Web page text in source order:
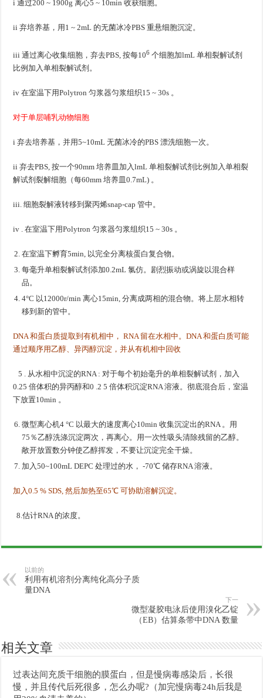
i 通过200 ~ 1900g 离心5 ~ 10min 收获细胞。
ii 弃培养基，用1 ~ 2mL 的无菌冰冷PBS 重悬细胞沉淀。
iii 通过离心收集细胞，弃去PBS, 按每106 个细胞加lmL 单相裂解试剂
比例加入单相裂解试剂。
iv 在室温下用Polytron 匀浆器匀浆组织15 ~ 30s 。
对于单层哺乳动物细胞
i 弃去培养基，并用5~10mL 无菌冰冷的PBS 漂洗细胞一次。
ii 弃去PBS, 按一个90mm 培养皿加入lmL 单相裂解试剂比例加入单相裂
解试剂裂解细胞（每60mm 培养皿0.7mL) 。
iii. 细胞裂解液转移到聚丙烯snap-cap 管中。
iv . 在室温下用Polytron 匀浆器匀浆组织15 ~ 30s 。
在室温下孵育5min, 以完全分离核蛋白复合物。
每毫升单相裂解试剂添加0.2mL 氯仿。剧烈振动或涡旋以混合样
品。
4°C 以12000r/min 离心15min, 分离成两相的混合物。将上层水相转
移到新的管中。
DNA 和蛋白质提取到有机相中， RNA 留在水相中。DNA 和蛋白质可能
通过顺序用乙醇、异丙醇沉淀，并从有机相中回收
5 . 从水相中沉淀的RNA : 对于每个初始毫升的单相裂解试剂，加入
0.25 倍体积的异丙醇和0 .2 5 倍体积沉淀RNA 溶液。彻底混合后，室温
下放置10min 。
微型离心机4 °C 以最大的速度离心10min 收集沉淀出的RNA 。用
75％乙醇洗涤沉淀两次，再离心。用一次性吸头清除残留的乙醇。
敞开放置数分钟使乙醇挥发，不要让沉淀完全干燥。
加入50~100mL DEPC 处理过的水， -70℃ 储存RNA 溶液。
加入0.5 % SDS, 然后加热至65℃ 可协助溶解沉淀。
8.估计RNA 的浓度。
以前的
利用有机溶剂分离纯化高分子质
量DNA
下一
微型凝胶电泳后使用溴化乙锭
（EB）估算条带中DNA 数量
相关文章
过表达间充质干细胞的膜蛋白，但是慢病毒感染后，长很
慢，并且传代后死很多，怎么办呢?（加完慢病毒24h后我是